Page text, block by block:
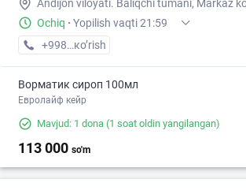
Andijon viloyati. Baliqchi tumani, Markaz
Ochiq · Yopilish vaqti 21:59
+998 (91) XXX-XX-XX
кo’rish
Ворматик сироп 100мл
Евролайф кейр
Mavjud: 1 dona (1 soat oldin yangilangan)
113 000 so'm